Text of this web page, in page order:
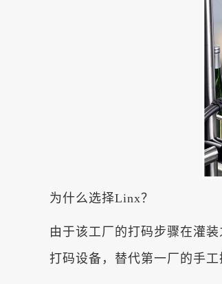
为什么选择Linx？
由于该工厂的打码步骤在灌
打码设备，替代第一厂的手工